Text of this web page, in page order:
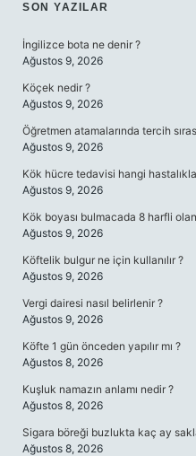
SIDEBAR
SON YAZILAR
İngilizce bota ne denir ?
Ağustos 9, 2026
Köçek nedir ?
Ağustos 9, 2026
Öğretmen atamalarında tercih
Ağustos 9, 2026
Kök hücre tedavisi hangi
Ağustos 9, 2026
Kök boyası bulmacada 8 harfli
Ağustos 9, 2026
Köftelik bulgur ne için kullanılır ?
Ağustos 9, 2026
Vergi dairesi nasıl belirlenir ?
Ağustos 9, 2026
Köfte 1 gün önceden yapılır mı ?
Ağustos 8, 2026
Kuşluk namazın anlamı nedir ?
Ağustos 8, 2026
Sigara böreği buzlukta kaç ay
Ağustos 8, 2026